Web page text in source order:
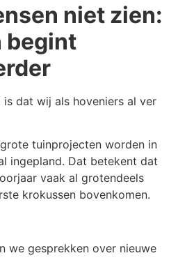
niet zien:
begint
dat wij als hoveniers al ver
tuinprojecten worden in
ingepland. Dat betekent dat
vaak al grotendeels
krokussen bovenkomen.
we gesprekken over nieuwe